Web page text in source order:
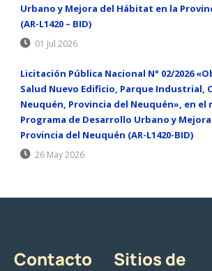
Urbano y Mejora del Hábitat en la
(AR-L1420 – BID)
01 Jul 2026
Licitación Pública Nacional N° 02/2026
Salud Nuevo Edificio, Parque Industrial,
Neuquén, Provincia del Neuquén», en el
Programa de Desarrollo Urbano y
Provincia del Neuquén (AR-L1420-BID)
26 May 2026
Contacto
Sitios de